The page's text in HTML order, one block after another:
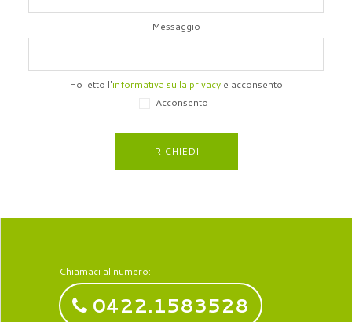
Messaggio
Ho letto l'informativa sulla privacy e acconsento
Acconsento
RICHIEDI
Chiamaci al numero:
0422.1583528